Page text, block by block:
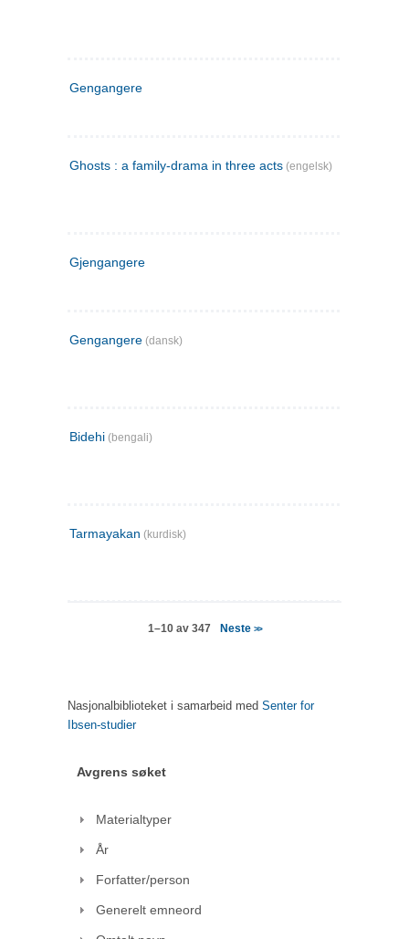
Gengangere
Ghosts : a family-drama in three acts (engelsk)
Gjengangere
Gengangere (dansk)
Bidehi (bengali)
Tarmayakan (kurdisk)
1–10 av 347 Neste >>
Nasjonalbiblioteket i samarbeid med Senter for
Ibsen-studier
Avgrens søket
Materialtyper
År
Forfatter/person
Generelt emneord